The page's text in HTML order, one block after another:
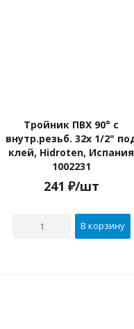
Тройник ПВХ 90° с
внутр.резьб. 32х 1/2" под
клей, Hidroten, Испания
1002231
241 ₽/шт
В корзину